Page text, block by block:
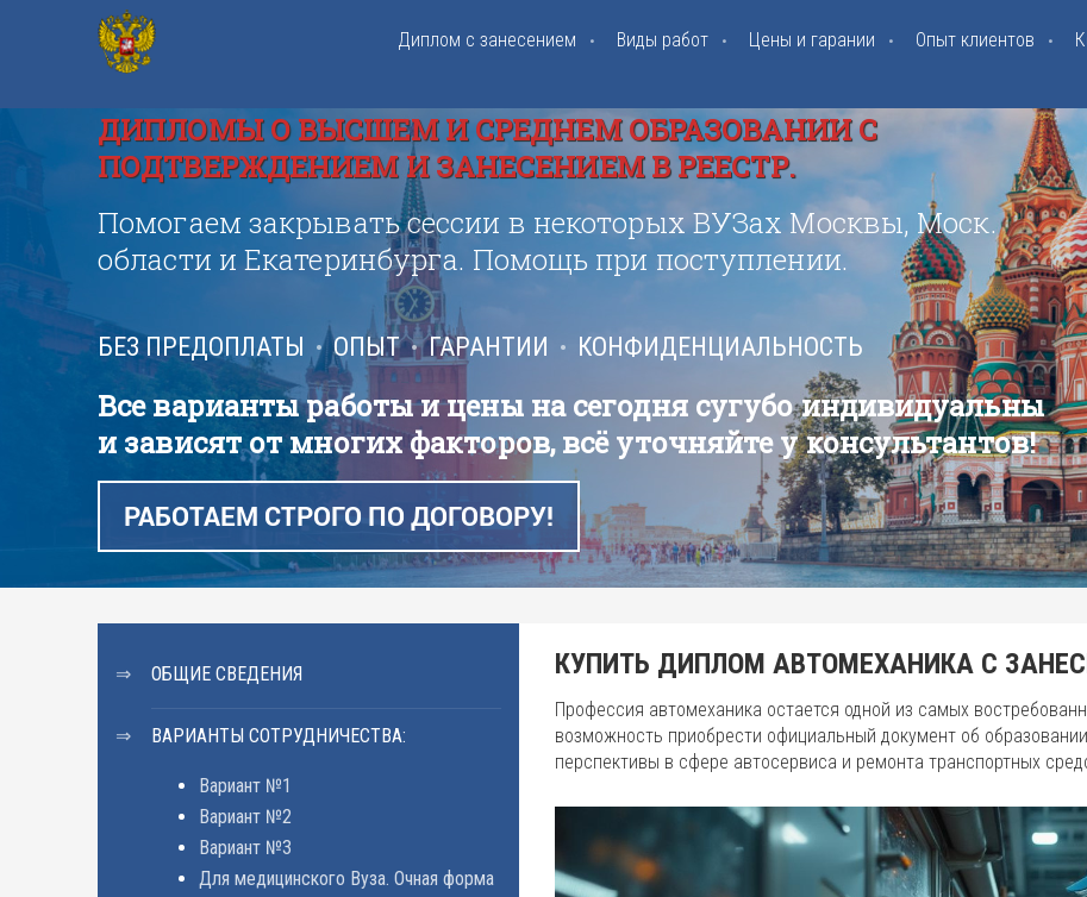
Диплом с занесением Виды работ Цены и гарании Опыт клиентов
ДИПЛОМЫ О ВЫСШЕМ И СРЕДНЕМ ОБРАЗОВАНИИ С
ПОДТВЕРЖДЕНИЕМ И ЗАНЕСЕНИЕМ В РЕЕСТР.
Помогаем закрывать сессии в некоторых ВУЗах Москвы, Моск.
области и Екатеринбурга. Помощь при поступлении.
БЕЗ ПРЕДОПЛАТЫ ОПЫТ ГАРАНТИИ КОНФИДЕНЦИАЛЬНОСТЬ
Все варианты работы и цены на сегодня сугубо индивидуальны
и зависят от многих факторов, всё уточняйте у консультантов!
РАБОТАЕМ СТРОГО ПО ДОГОВОРУ!
ОБЩИЕ СВЕДЕНИЯ
ВАРИАНТЫ СОТРУДНИЧЕСТВА:
Вариант №1
Вариант №2
Вариант №3
Для медицинского Вуза. Очная форма
КУПИТЬ ДИПЛОМ АВТОМЕХАНИКА С
Профессия автомеханика остается одной из самых
возможность приобрести официальный документ об
перспективы в сфере автосервиса и ремонта транспортных